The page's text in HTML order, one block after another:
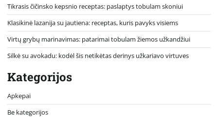
Tikrasis čičinsko kepsnio receptas: paslaptys tobulam skoniui
Klasikinė lazanija su jautiena: receptas, kuris pavyks visiems
Virtų grybų marinavimas: patarimai tobulam žiemos užkandžiui
Silkė su avokadu: kodėl šis netikėtas derinys užkariavo virtuves
Kategorijos
Apkepai
Be kategorijos